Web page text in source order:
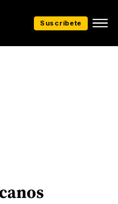
Suscríbete